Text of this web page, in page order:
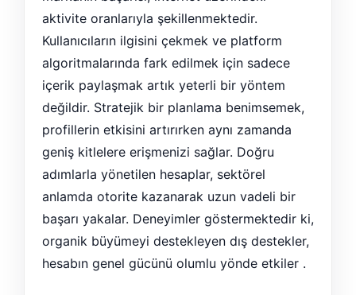
aktivite oranlarıyla şekillenmektedir.
Kullanıcıların ilgisini çekmek ve platform
algoritmalarında fark edilmek için sadece
içerik paylaşmak artık yeterli bir yöntem
değildir. Stratejik bir planlama benimsemek,
profillerin etkisini artırırken aynı zamanda
geniş kitlelere erişmenizi sağlar. Doğru
adımlarla yönetilen hesaplar, sektörel
anlamda otorite kazanarak uzun vadeli bir
başarı yakalar. Deneyimler göstermektedir ki,
organik büyümeyi destekleyen dış destekler,
hesabın genel gücünü olumlu yönde etkiler .